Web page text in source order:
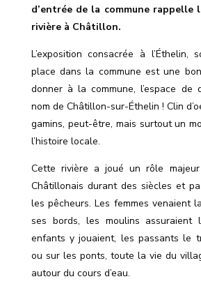
d’entrée de la commune rappelle
rivière à Châtillon.
L’exposition consacrée à
place dans la commune est une
donner à la commune, l’espace de
nom de Châtillon-sur-Éthelin ! Clin
gamins, peut-être, mais surtout un
l’histoire locale.
Cette rivière a joué un rôle
Châtillonais durant des siècles et
les pêcheurs. Les femmes venaient
ses bords, les moulins assuraient
enfants y jouaient, les passants le
ou sur les ponts, toute la vie du
autour du cours d’eau.